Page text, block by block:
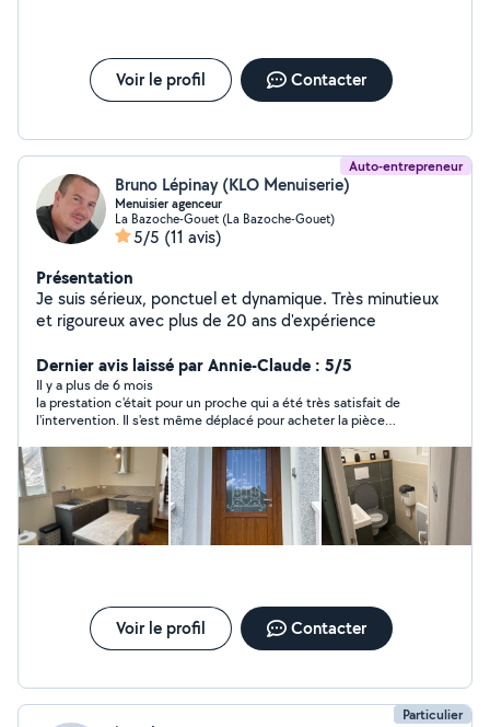
Voir le profil Contacter
Auto-entrepreneur
Bruno Lépinay (KLO Menuiserie)
Menuisier agenceur
La Bazoche-Gouet (La Bazoche-Gouet)
5/5 (11 avis)
Présentation
Je suis sérieux, ponctuel et dynamique. Très minutieux
et rigoureux avec plus de 20 ans d'expérience
Dernier avis laissé par Annie-Claude : 5/5
Il y a plus de 6 mois
la prestation c'était pour un proche qui a été très satisfait de
l'intervention. Il s'est même déplacé pour acheter la pièce
Voir le profil Contacter
Particulier